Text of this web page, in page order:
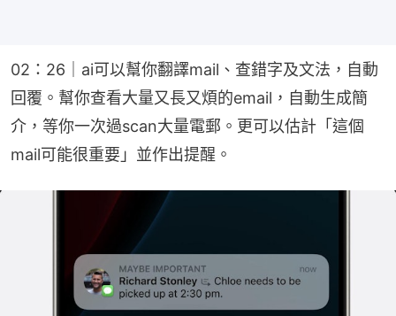
02：26｜ai可以幫你翻譯mail、查錯字及文法，自動
回覆。幫你查看大量又長又煩的email，自動生成簡
介，等你一次過scan大量電郵。更可以估計「這個
mail可能很重要」並作出提醒。